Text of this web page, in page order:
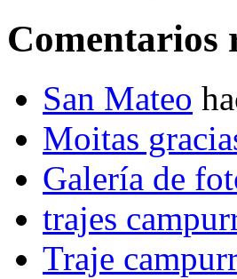
Comentarios
San Mateo
Moitas
Galería de
trajes
Traje